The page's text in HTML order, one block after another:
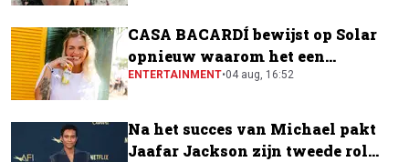
CASA BACARDÍ bewijst op Solar
opnieuw waarom het een
festivalfavoriet is
ENTERTAINMENT•04 aug, 16:52
Na het succes van Michael pakt
Jaafar Jackson zijn tweede rol